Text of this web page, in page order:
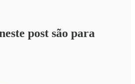
post são para